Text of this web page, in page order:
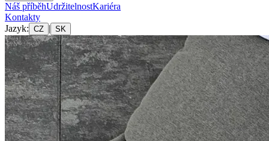
Náš příběhUdržitelnostKariéra
Kontakty
Jazyk: CZ | SK